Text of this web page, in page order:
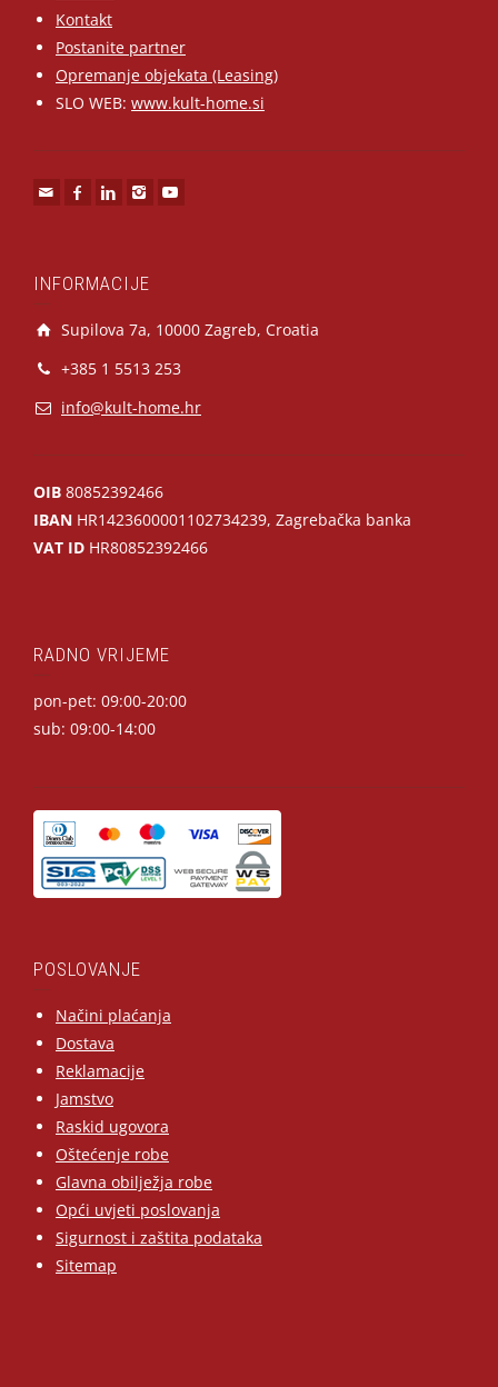
Kontakt
Postanite partner
Opremanje objekata (Leasing)
SLO WEB: www.kult-home.si
INFORMACIJE
Supilova 7a, 10000 Zagreb, Croatia
+385 1 5513 253
info@kult-home.hr
OIB 80852392466
IBAN HR1423600001102734239, Zagrebačka banka
VAT ID HR80852392466
RADNO VRIJEME
pon-pet: 09:00-20:00
sub: 09:00-14:00
POSLOVANJE
Načini plaćanja
Dostava
Reklamacije
Jamstvo
Raskid ugovora
Oštećenje robe
Glavna obilježja robe
Opći uvjeti poslovanja
Sigurnost i zaštita podataka
Sitemap